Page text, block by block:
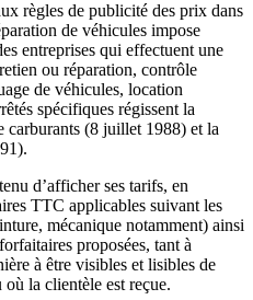
règles de publicité des prix dans
de véhicules impose
entreprises qui effectuent une
ou réparation, contrôle
de véhicules, location
spécifiques régissent la
carburants (8 juillet 1988) et la
d’afficher ses tarifs, en
TTC applicables suivant les
mécanique notamment) ainsi
proposées, tant à
à être visibles et lisibles de
où la clientèle est reçue.